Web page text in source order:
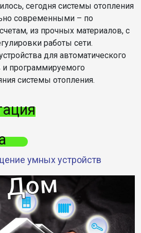
сегодня системы отопления
современными – по
из прочных материалов, с
работы сети.
для автоматического
и программируемого
системы отопления.
умных устройств